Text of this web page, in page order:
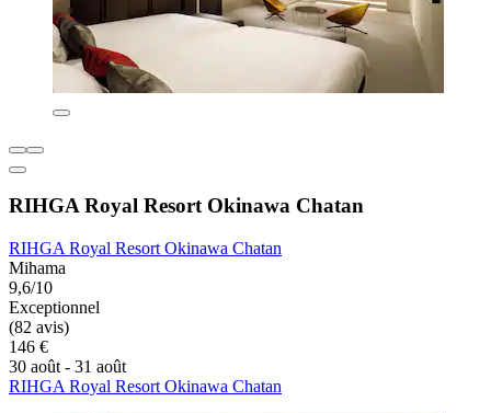
RIHGA Royal Resort Okinawa Chatan
RIHGA Royal Resort Okinawa Chatan
Mihama
9,6/10
Exceptionnel
(82 avis)
146 €
30 août - 31 août
RIHGA Royal Resort Okinawa Chatan